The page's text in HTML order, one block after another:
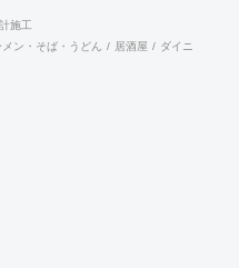
施工
メン・そば・うどん 居酒屋 ダイニング・